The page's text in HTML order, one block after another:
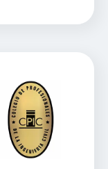
de Ingenieria
Civil
Sitio Web